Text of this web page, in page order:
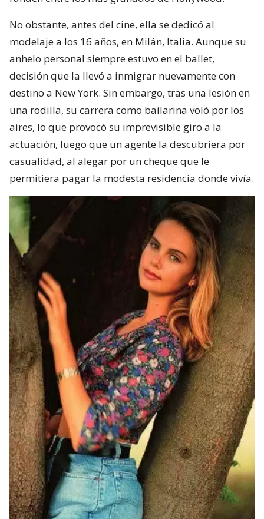
No obstante, antes del cine, ella se dedicó al
modelaje a los 16 años, en Milán, Italia. Aunque su
anhelo personal siempre estuvo en el ballet,
decisión que la llevó a inmigrar nuevamente con
destino a New York. Sin embargo, tras una lesión en
una rodilla, su carrera como bailarina voló por los
aires, lo que provocó su imprevisible giro a la
actuación, luego que un agente la descubriera por
casualidad, al alegar por un cheque que le
permitiera pagar la modesta residencia donde vivía.